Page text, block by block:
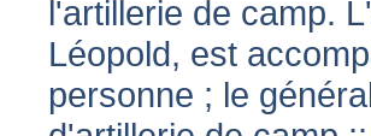
l'artillerie de camp.
Léopold, est
personne ; le